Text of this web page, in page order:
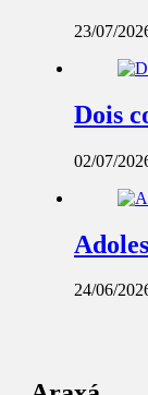
23/07/
Dois
02/07/
24/06/